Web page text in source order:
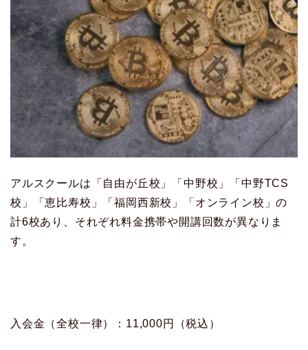
アルスクールは「自由が丘校」「中野校」「中野TCS
校」「恵比寿校」「福岡西新校」「オンライン校」の
計6校あり、それぞれ料金携帯や開講回数が異なりま
す。
入会金（全校一律）：11,000円（税込）